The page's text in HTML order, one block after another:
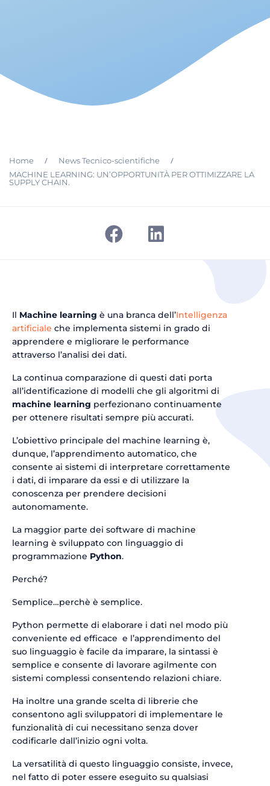
Home / News Tecnico-scientifiche /
MACHINE LEARNING: UN’OPPORTUNITÀ PER OTTIMIZZARE LA
SUPPLY CHAIN.
Il Machine learning è una branca dell’Intelligenza
artificiale che implementa sistemi in grado di
apprendere e migliorare le performance
attraverso l’analisi dei dati.
La continua comparazione di questi dati porta
all’identificazione di modelli che gli algoritmi di
machine learning perfezionano continuamente
per ottenere risultati sempre più accurati.
L’obiettivo principale del machine learning è,
dunque, l’apprendimento automatico, che
consente ai sistemi di interpretare correttamente
i dati, di imparare da essi e di utilizzare la
conoscenza per prendere decisioni
autonomamente.
La maggior parte dei software di machine
learning è sviluppato con linguaggio di
programmazione Python.
Perché?
Semplice…perchè è semplice.
Python permette di elaborare i dati nel modo più
conveniente ed efficace e l’apprendimento del
suo linguaggio è facile da imparare, la sintassi è
semplice e consente di lavorare agilmente con
sistemi complessi consentendo relazioni chiare.
Ha inoltre una grande scelta di librerie che
consentono agli sviluppatori di implementare le
funzionalità di cui necessitano senza dover
codificarle dall’inizio ogni volta.
La versatilità di questo linguaggio consiste, invece,
nel fatto di poter essere eseguito su qualsiasi